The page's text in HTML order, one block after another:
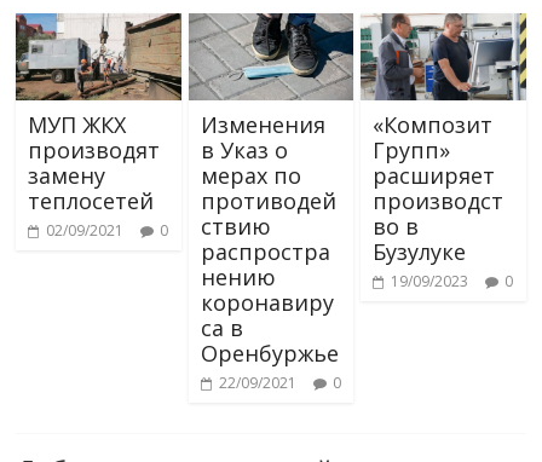
МУП ЖКХ
производят
замену
теплосетей
02/09/2021 0
Изменения
в Указ о
мерах по
противодей
ствию
распростра
нению
коронавиру
са в
Оренбуржье
22/09/2021 0
«Композит
Групп»
расширяет
производст
во в
Бузулуке
19/09/2023 0